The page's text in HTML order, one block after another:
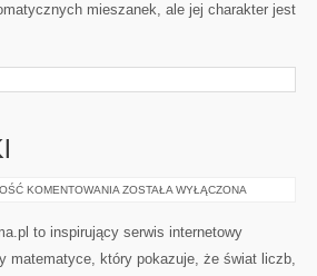
mieszanek, ale jej charakter jest
KOMENTOWANIA PODSTAWY
ZOSTAŁA WYŁĄCZONA
to inspirujący serwis internetowy
matematyce, który pokazuje, że świat liczb,